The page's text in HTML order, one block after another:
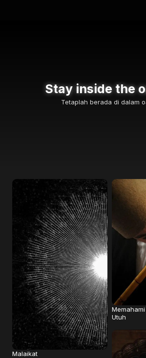
Stay inside the
Tetaplah berada di dalam
Malaikat
Utuh